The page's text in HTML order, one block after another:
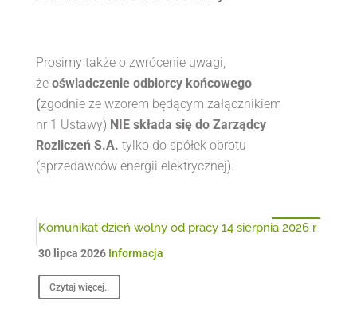
Prosimy także o zwrócenie uwagi,
że oświadczenie odbiorcy końcowego
(zgodnie ze wzorem będącym załącznikiem
nr 1 Ustawy) NIE składa się do Zarządcy
Rozliczeń S.A. tylko do spółek obrotu
(sprzedawców energii elektrycznej).
Komunikat dzień wolny od pracy 14 sierpnia 2026 r.
30 lipca 2026 Informacja
Czytaj więcej..